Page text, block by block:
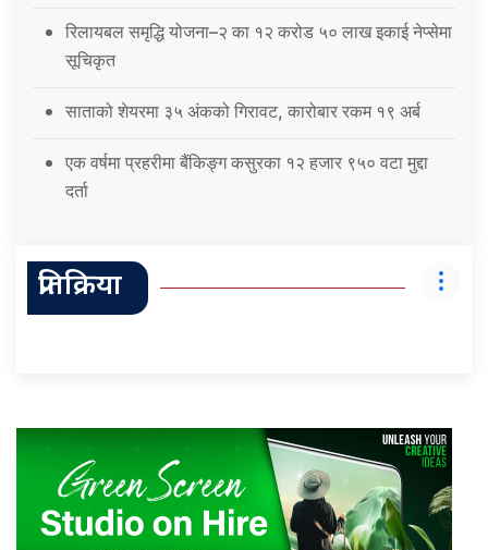
रिलायबल समृद्धि योजना–२ का १२ करोड ५० लाख इकाई नेप्सेमा
सूचिकृत
साताको शेयरमा ३५ अंकको गिरावट, कारोबार रकम १९ अर्ब
एक वर्षमा प्रहरीमा बैंकिङ्ग कसुरका १२ हजार ९५० वटा मुद्दा
दर्ता
प्रतिक्रिया